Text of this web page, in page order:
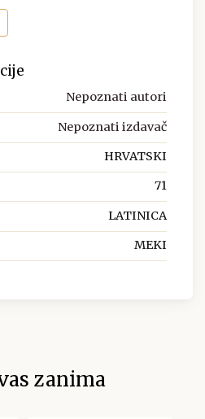
Nepoznati autori
Nepoznati izdavač
HRVATSKI
71
LATINICA
MEKI
zanima